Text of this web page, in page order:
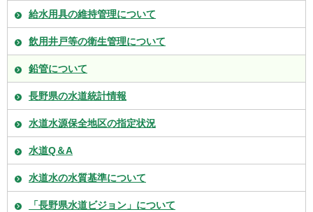
給水用具の維持管理について
飲用井戸等の衛生管理について
鉛管について
長野県の水道統計情報
水道水源保全地区の指定状況
水道Q＆A
水道水の水質基準について
「長野県水道ビジョン」について